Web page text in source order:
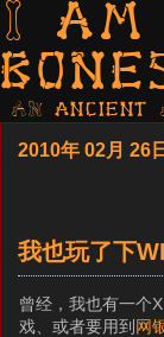
I am
AN ancient
2010年 02月 26
我也玩了下
曾经，我也有一个
戏、或者要用到网